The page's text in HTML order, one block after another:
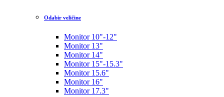
Odabir veličine
Monitor 10"-12"
Monitor 13"
Monitor 14"
Monitor 15"-15.3"
Monitor 15.6"
Monitor 16"
Monitor 17.3"